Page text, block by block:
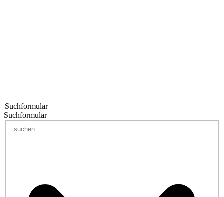
Suchformular
Suchformular